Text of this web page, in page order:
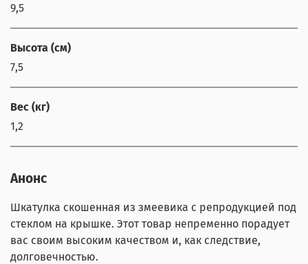
9,5
Высота (см)
7,5
Вес (кг)
1,2
Анонс
Шкатулка скошенная из змеевика с репродукцией под
стеклом на крышке. Этот товар непременно порадует
вас своим высоким качеством и, как следствие,
долговечностью.